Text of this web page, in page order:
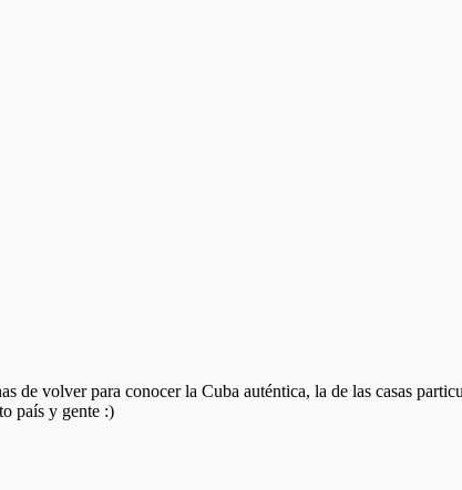
volver para conocer la Cuba auténtica, la de las casas
país y gente :)